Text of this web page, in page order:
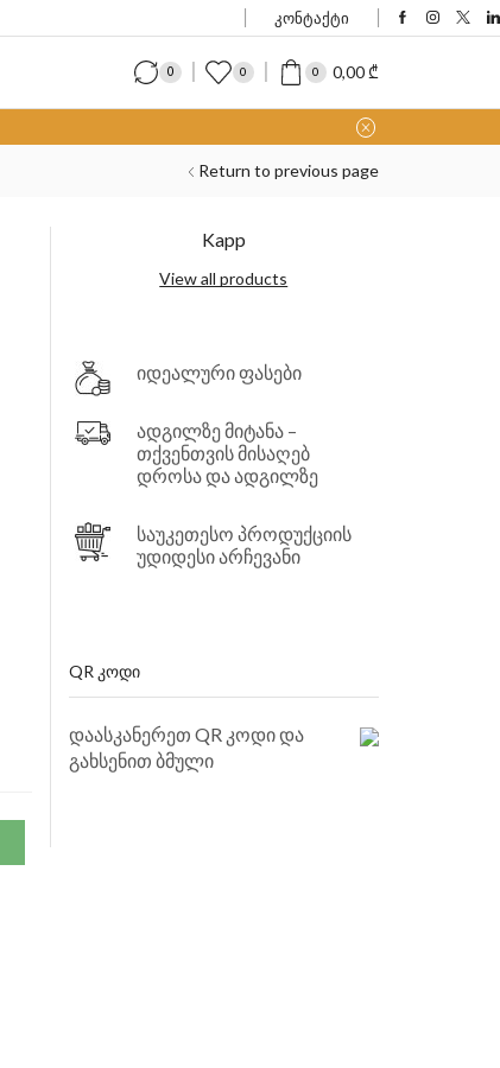
კონტაქტი
0 0 0 0,00 ₾
Return to previous page
Kapp
View all products
იდეალური ფასები
ადგილზე მიტანა –
თქვენთვის მისაღებ
დროსა და ადგილზე
საუკეთესო პროდუქციის
უდიდესი არჩევანი
QR ᲙᲝᲓᲘ
დაასკანერეთ QR კოდი და
გახსენით ბმული